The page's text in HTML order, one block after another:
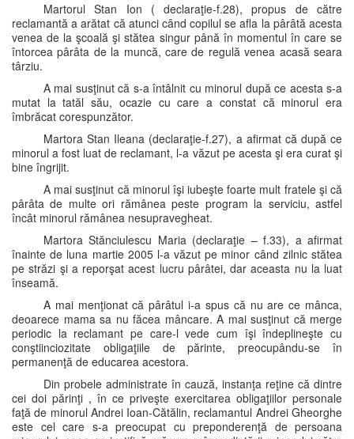
Martorul Stan Ion ( declaraţie-f.28), propus de către
reclamantă a arătat că atunci când copilul se afla la pârâtă acesta
venea de la şcoală şi stătea singur până în momentul în care se
întorcea pârâta de la muncă, care de regulă venea acasă seara
târziu.
A mai susţinut că s-a întâlnit cu minorul după ce acesta s-a
mutat la tatăl său, ocazie cu care a constat că minorul era
îmbrăcat corespunzător.
Martora Stan Ileana (declaraţie-f.27), a afirmat că după ce
minorul a fost luat de reclamant, l-a văzut pe acesta şi era curat şi
bine îngrijit.
A mai susţinut că minorul îşi iubeşte foarte mult fratele şi că
pârâta de multe ori rămânea peste program la serviciu, astfel
încât minorul rămânea nesupravegheat.
Martora Stănciulescu Maria (declaraţie – f.33), a afirmat
înainte de luna martie 2005 l-a văzut pe minor când zilnic stătea
pe străzi şi a reporşat acest lucru pârâtei, dar aceasta nu la luat
înseamă.
A mai menţionat că pârâtul i-a spus că nu are ce mânca,
deoarece mama sa nu făcea mâncare. A mai susţinut că merge
periodic la reclamant pe care-l vede cum îşi îndeplineşte cu
conştiinciozitate obligaţiile de părinte, preocupându-se în
permanenţă de educarea acestora.
Din probele administrate în cauză, instanţa reţine că dintre
cei doi părinţi , în ce priveşte exercitarea obligaţiilor personale
faţă de minorul Andrei Ioan-Cătălin, reclamantul Andrei Gheorghe
este cel care s-a preocupat cu preponderenţă de persoana